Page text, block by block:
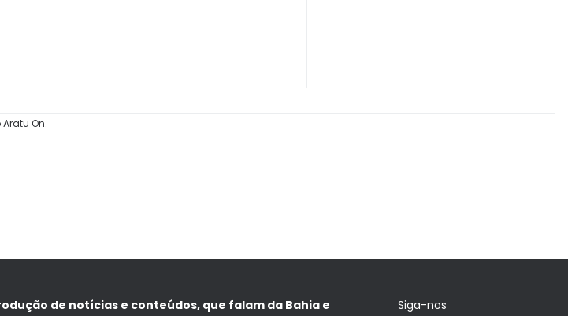
On.
de notícias e conteúdos, que falam da Bahia e
Siga-nos